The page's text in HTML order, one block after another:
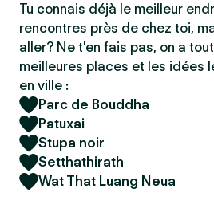
Tu connais déjà le meilleur
rencontres près de chez toi,
aller? Ne t'en fais pas, on a
meilleures places et les idées
en ville :
Parc de Bouddha
Patuxai
Stupa noir
Setthathirath
Wat That Luang Neua